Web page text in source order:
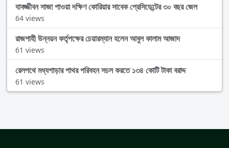
যাবজ্জীবন সাজা পাওয়া দক্ষিণ কোরিয়ার সাবেক প্রেসিডেন্টের ৩০ বছর জেল
64 views
রাজশাহী উন্নয়ন কর্তৃপক্ষের চেয়ারম্যান হলেন আবুল কালাম আজাদ
61 views
রেলপথে মধ্যপাড়ার পাথর পরিবহন সচল করতে ১৩৪ কোটি টাকা বরাদ্দ
61 views